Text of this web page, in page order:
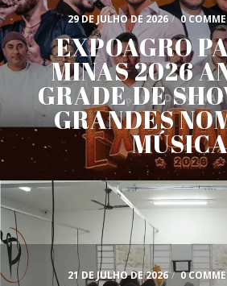
29 DE JULHO DE 2026 / 0
EXPOAGRO
MINAS 2026
GRADE DE
GRANDES
21 DE JULHO DE 2026 / 0